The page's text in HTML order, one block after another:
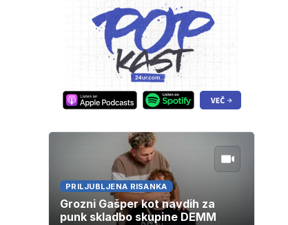
PRILJUBLJENA RISANKA
Grozni Gašper kot navdih za
punk skladbo skupine DEMM